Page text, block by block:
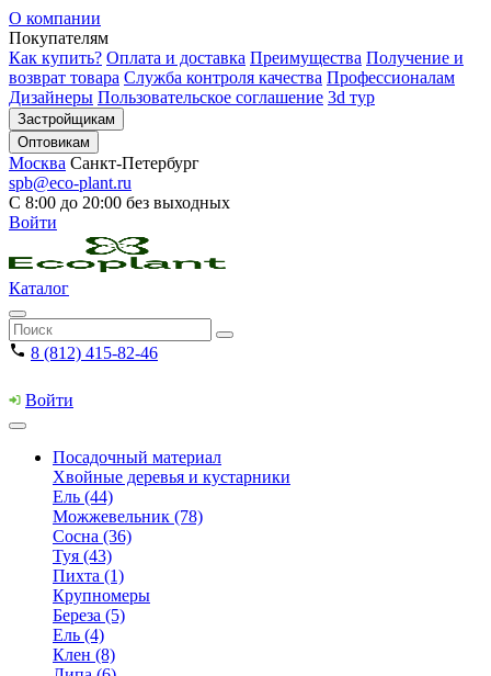
О компании
Покупателям
Как купить? Оплата и доставка Преимущества Получение и
возврат товара Служба контроля качества Профессионалам
Дизайнеры Пользовательское соглашение 3d тур
Застройщикам
Оптовикам
Москва Санкт-Петербург
spb@eco-plant.ru
С 8:00 до 20:00 без выходных
Войти
Каталог
8 (812) 415-82-46
Войти
Посадочный материал
Хвойные деревья и кустарники
Ель (44)
Можжевельник (78)
Сосна (36)
Туя (43)
Пихта (1)
Крупномеры
Береза (5)
Ель (4)
Клен (8)